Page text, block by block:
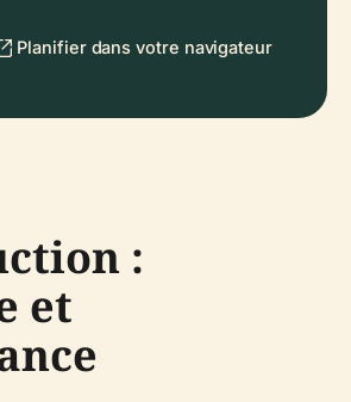
Planifier dans votre navigateur
:
et